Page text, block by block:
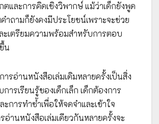
ตและการคิดเชิงวิพากษ์ แม้ว่าเด็กยังพูด
ำถามก็ยังคงมีประโยชน์เพราะจะช่วย
ะเตรียมความพร้อมสำหรับการตอบ
น
ารอ่านหนังสือเล่มเดิมหลายครั้งเป็นสิ่ง
ารเรียนรู้ของเด็กเล็ก เด็กต้องการ
การทำซ้ำเพื่อให้จดจำและเข้าใจ
อ่านหนังสือเล่มเดียวกันหลายครั้งจะ